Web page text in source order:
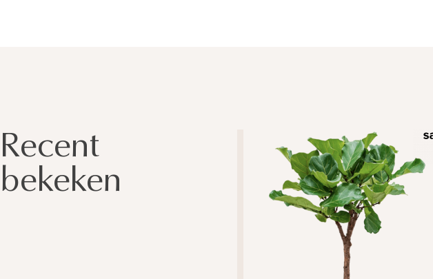
Recent
bekeken